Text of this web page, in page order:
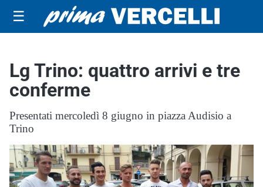
☰
Lg Trino: quattro arrivi e tre
conferme
Presentati mercoledì 8 giugno in piazza Audisio a
Trino